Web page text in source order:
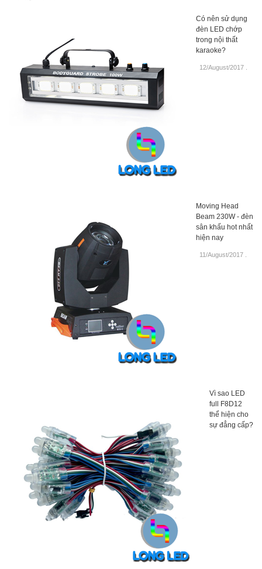
Có nên sử dụng
đèn LED chớp
trong nội thất
karaoke?
12/August/2017
Moving Head
Beam 230W - đèn
sân khấu hot nhất
hiện nay
11/August/2017
Vì sao LED
full F8D12
thể hiện cho
sự đẳng cấp?